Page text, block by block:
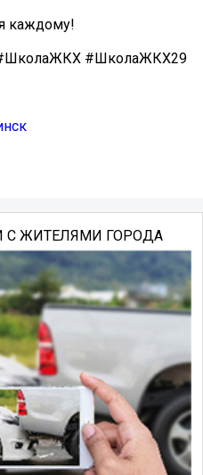
каждому!
#ШколаЖКХ29
С ЖИТЕЛЯМИ ГОРОДА